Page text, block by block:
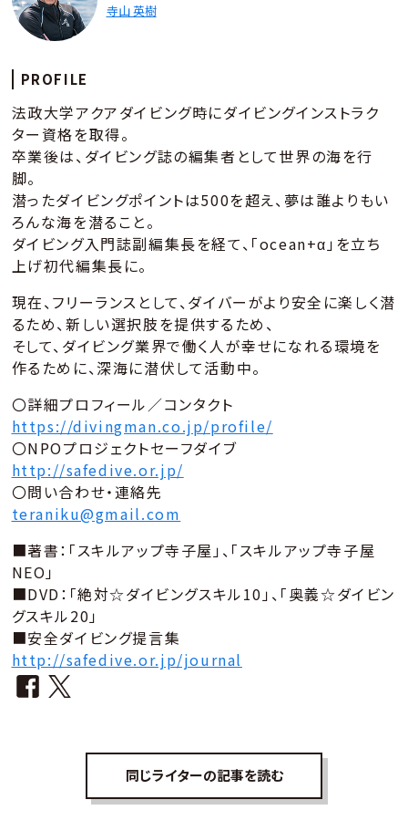
寺山 英樹
PROFILE
法政大学アクアダイビング時にダイビングインストラク
ター資格を取得。
卒業後は、ダイビング誌の編集者として世界の海を行
脚。
潜ったダイビングポイントは500を超え、夢は誰よりもい
ろんな海を潜ること。
ダイビング入門誌副編集長を経て、「ocean+α」を立ち
上げ初代編集長に。
現在、フリーランスとして、ダイバーがより安全に楽しく潜
るため、新しい選択肢を提供するため、
そして、ダイビング業界で働く人が幸せになれる環境を
作るために、深海に潜伏して活動中。
〇詳細プロフィール／コンタクト
https://divingman.co.jp/profile/
〇NPOプロジェクトセーフダイブ
http://safedive.or.jp/
〇問い合わせ・連絡先
teraniku@gmail.com
■著書：「スキルアップ寺子屋」、「スキルアップ寺子屋
NEO」
■DVD：「絶対☆ダイビングスキル10」、「奥義☆ダイビン
グスキル20」
■安全ダイビング提言集
http://safedive.or.jp/journal
同じライターの記事を読む